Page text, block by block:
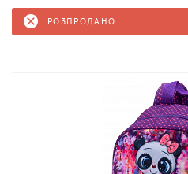
РОЗПРОДАНО